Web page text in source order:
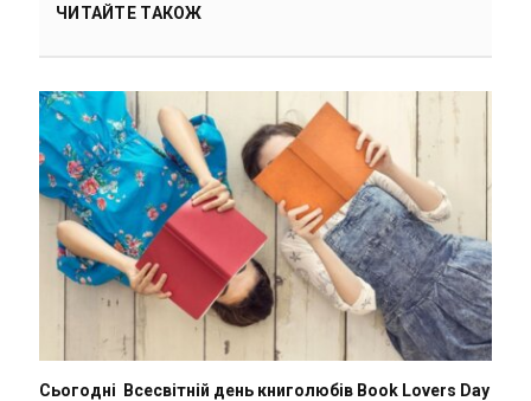
ЧИТАЙТЕ ТАКОЖ
Сьогодні Всесвітній день книголюбів Book Lovers Day